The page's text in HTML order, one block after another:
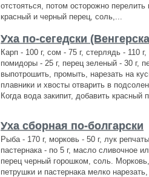
отстояться, потом осторожно
красный и черный перец, соль,...
Уха по-сегедски
Карп - 100 г, сом - 75 г, стерлядь - 110
помидоры - 25 г, перец зеленый - 30 г,
выпотрошить, промыть, нарезать на
плавники и хвосты отварить в
Когда вода закипит, добавить
Уха сборная по-болгарски
Рыба - 170 г, морковь - 50 г, лук
пастернака - по 5 г, масло сливочное
перец черный горошком, соль.
петрушки и пастернака мелко